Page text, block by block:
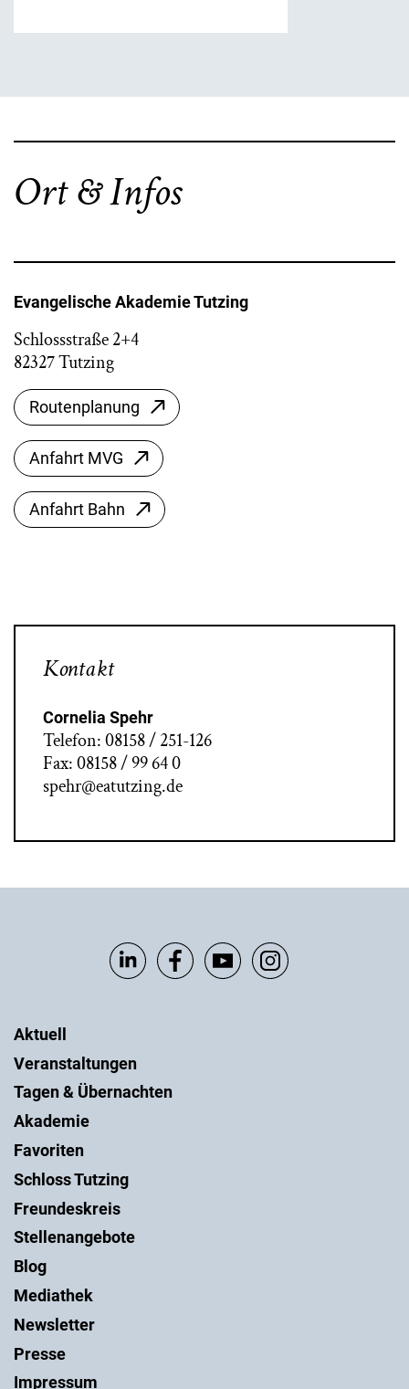
Ort & Infos
Evangelische Akademie Tutzing
Schlossstraße 2+4
82327 Tutzing
Routenplanung
Anfahrt MVG
Anfahrt Bahn
Kontakt
Cornelia Spehr
Telefon: 08158 / 251-126
Fax: 08158 / 99 64 0
spehr@eatutzing.de
Aktuell
Veranstaltungen
Tagen & Übernachten
Akademie
Favoriten
Schloss Tutzing
Freundeskreis
Stellenangebote
Blog
Mediathek
Newsletter
Presse
Impressum